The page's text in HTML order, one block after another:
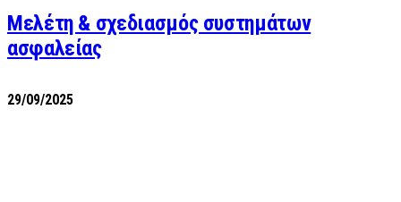
Μελέτη & σχεδιασμός συστημάτων
ασφαλείας
29/09/2025